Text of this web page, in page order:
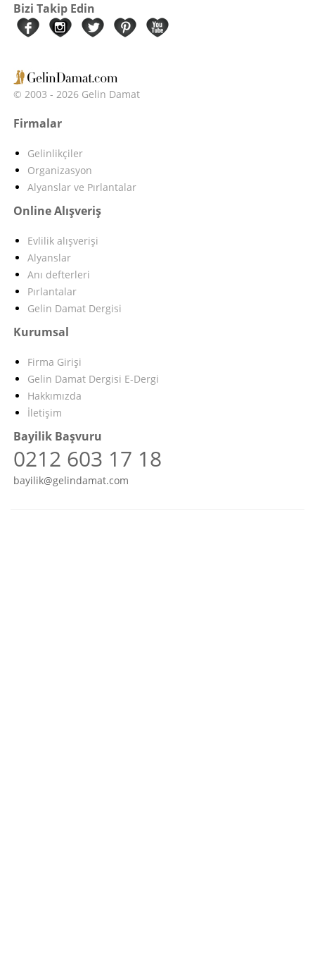
Bizi Takip Edin
© 2003 - 2026 Gelin Damat
Firmalar
Gelinlikçiler
Organizasyon
Alyanslar ve Pırlantalar
Online Alışveriş
Evlilik alışverişi
Alyanslar
Anı defterleri
Pırlantalar
Gelin Damat Dergisi
Kurumsal
Firma Girişi
Gelin Damat Dergisi E-Dergi
Hakkımızda
İletişim
Bayilik Başvuru
0212 603 17 18
bayilik@gelindamat.com